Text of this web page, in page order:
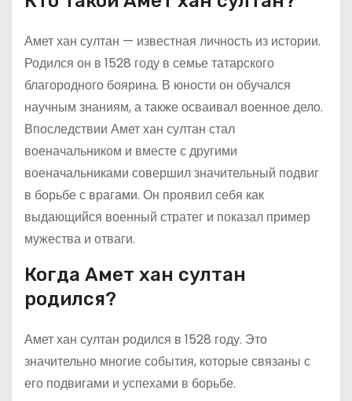
Амет хан султан — известная личность из истории.
Родился он в 1528 году в семье татарского
благородного боярина. В юности он обучался
научным знаниям, а также осваивал военное дело.
Впоследствии Амет хан султан стал
военачальником и вместе с другими
военачальниками совершил значительный подвиг
в борьбе с врагами. Он проявил себя как
выдающийся военный стратег и показал пример
мужества и отваги.
Когда Амет хан султан
родился?
Амет хан султан родился в 1528 году. Это
значительно многие события, которые связаны с
его подвигами и успехами в борьбе.